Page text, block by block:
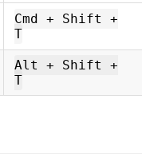
Cmd + Shift +
T
Alt + Shift +
T